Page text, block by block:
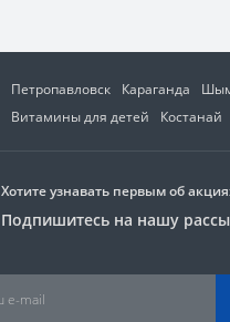
Петропавловск Караганда
Витамины для детей
Костанай
Хотите узнавать первым об
Подпишитесь на нашу